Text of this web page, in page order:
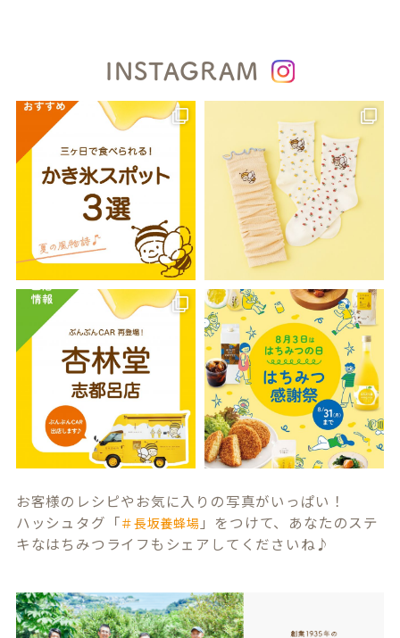
INSTAGRAM
お客様のレシピやお気に入りの写真がいっぱい！
ハッシュタグ「＃長坂養蜂場 」をつけて、あなたのステ
キなはちみつライフもシェアしてくださいね♪